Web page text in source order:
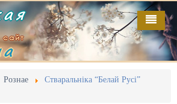
Рознае
Стваральніка “Белай Русі”